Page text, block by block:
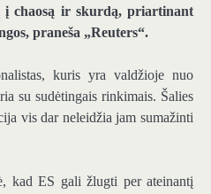
chaosą ir skurdą, priartinant
praneša „Reuters“.
kuris yra valdžioje nuo
su sudėtingais rinkimais. Šalies
vis dar neleidžia jam sumažinti
kad ES gali žlugti per ateinantį